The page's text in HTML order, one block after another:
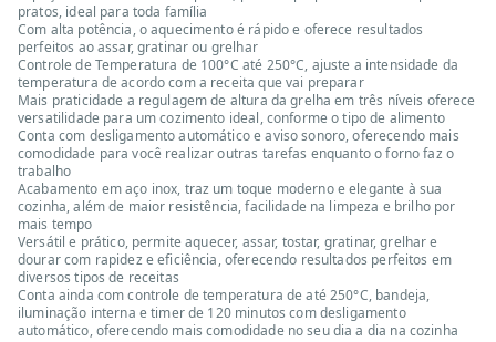
pratos, ideal para toda família
Com alta potência, o aquecimento é rápido e oferece resultados
perfeitos ao assar, gratinar ou grelhar
Controle de Temperatura de 100°C até 250°C, ajuste a intensidade da
temperatura de acordo com a receita que vai preparar
Mais praticidade a regulagem de altura da grelha em três níveis oferece
versatilidade para um cozimento ideal, conforme o tipo de alimento
Conta com desligamento automático e aviso sonoro, oferecendo mais
comodidade para você realizar outras tarefas enquanto o forno faz o
trabalho
Acabamento em aço inox, traz um toque moderno e elegante à sua
cozinha, além de maior resistência, facilidade na limpeza e brilho por
mais tempo
Versátil e prático, permite aquecer, assar, tostar, gratinar, grelhar e
dourar com rapidez e eficiência, oferecendo resultados perfeitos em
diversos tipos de receitas
Conta ainda com controle de temperatura de até 250°C, bandeja,
iluminação interna e timer de 120 minutos com desligamento
automático, oferecendo mais comodidade no seu dia a dia na cozinha